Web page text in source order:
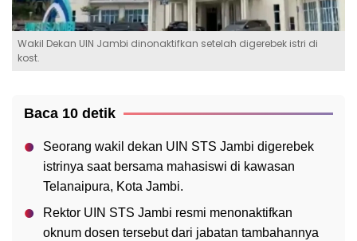
Wakil Dekan UIN Jambi dinonaktifkan setelah digerebek istri di
kost.
Baca 10 detik
Seorang wakil dekan UIN STS Jambi digerebek
istrinya saat bersama mahasiswi di kawasan
Telanaipura, Kota Jambi.
Rektor UIN STS Jambi resmi menonaktifkan
oknum dosen tersebut dari jabatan tambahannya